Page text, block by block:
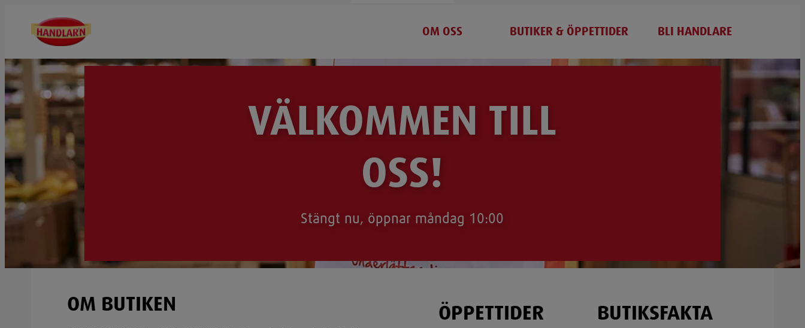
OM OSS BUTIKER & ÖPPETTIDER BLI HANDLARE
VÄLKOMMEN TILL
OSS!
Stängt nu, öppnar måndag 10:00
OM BUTIKEN ÖPPETTIDER
BUTIKSFAKTA